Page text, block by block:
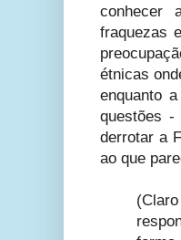
conhecer
fraquezas
étnicas
enquanto
questões -
derrotar a
ao que